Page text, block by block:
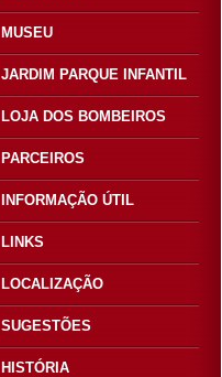
MUSEU
JARDIM PARQUE INFANTIL
LOJA DOS BOMBEIROS
PARCEIROS
INFORMAÇÃO ÚTIL
LINKS
LOCALIZAÇÃO
SUGESTÕES
HISTÓRIA